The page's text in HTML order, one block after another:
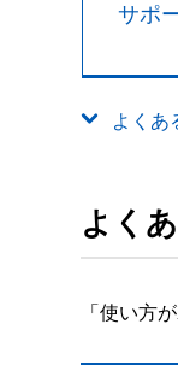
サポ
よくあ
よく
「使い方